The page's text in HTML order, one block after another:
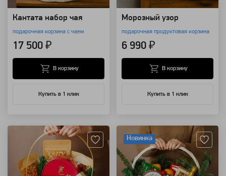
Кантата набор чая
подарочная корзина с чаем
17 500 ₽
Купить в 1 клик
В корзину
Морозный узор
подарочная продуктовая корзина
6 990 ₽
Купить в 1 клик
В корзину
Новинка